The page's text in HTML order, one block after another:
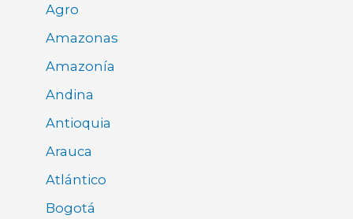
Agro
Amazonas
Amazonía
Andina
Antioquia
Arauca
Atlántico
Bogotá